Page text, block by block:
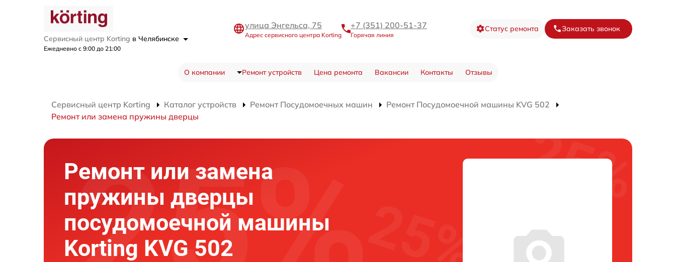
Сервисный центр Korting в Челябинске
Ежедневно с 9:00 до 21:00
улица Энгельса, 75
Адрес сервисного центра Korting
+7 (351) 200-51-37
Горячая линия
Статус ремонта Заказать звонок
О компании Ремонт устройств Цена ремонта Вакансии Контакты Отзывы
Сервисный центр Korting Каталог устройств Ремонт Посудомоечных машин
Ремонт Посудомоечной машины KVG 502
Ремонт или замена пружины дверцы
Ремонт или замена
пружины дверцы
посудомоечной машины
Korting KVG 502